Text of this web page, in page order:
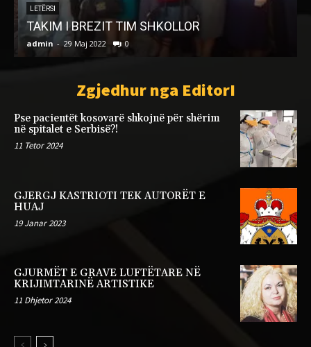
LETËRSI
TAKIM I BREZIT TIM SHKOLLOR
admin 29 Maj 2022 0
Zgjedhur nga EditorI
Pse pacientët kosovarë shkojnë për shërim
në spitalet e Serbisë?!
11 Tetor 2024
GJERGJ KASTRIOTI TEK AUTORËT E
HUAJ
19 Janar 2023
GJURMËT E GRAVE LUFTËTARE NË
KRIJIMTARINË ARTISTIKE
11 Dhjetor 2024